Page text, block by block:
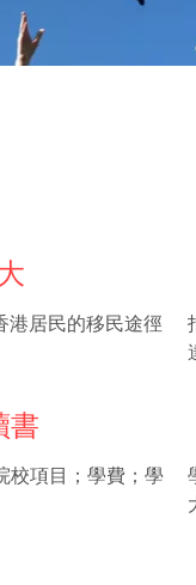
港居民的移民途徑
書
校項目；學費；學